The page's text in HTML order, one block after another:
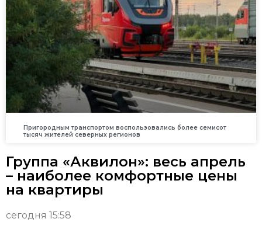
Пригородным транспортом воспользовались более семисот
тысяч жителей северных регионов
Группа «Аквилон»: весь апрель
– наиболее комфортные цены
на квартиры
сегодня 15:58